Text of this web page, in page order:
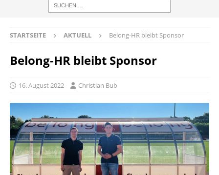
STARTSEITE AKTUELL Belong-HR bleibt Sponsor
Belong-HR bleibt Sponsor
16. August 2022 Christian Bub